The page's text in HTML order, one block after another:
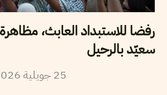
رفضا للاستبداد العابث،
سعيّد بالرحيل
25 جويلية